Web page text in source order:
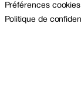
Préférences cookies
Politique de